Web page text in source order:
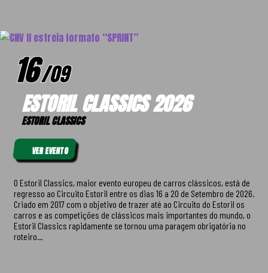
16/09
ESTORIL CLASSICS 2026
ESTORIL CLASSICS
VER EVENTO
O Estoril Classics, maior evento europeu de carros clássicos, está de
regresso ao Circuito Estoril entre os dias 16 a 20 de Setembro de 2026.
Criado em 2017 com o objetivo de trazer até ao Circuito do Estoril os
carros e as competições de clássicos mais importantes do mundo, o
Estoril Classics rapidamente se tornou uma paragem obrigatória no
roteiro...